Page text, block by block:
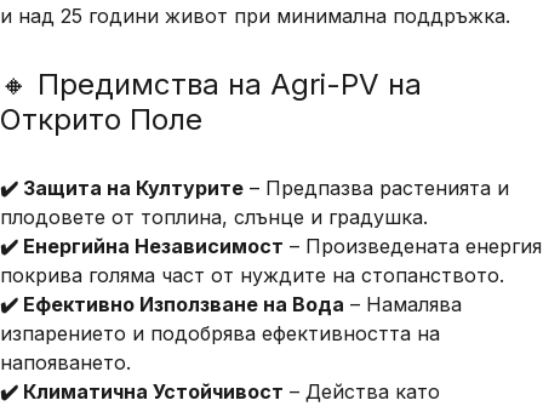
и над 25 години живот при минимална поддръжка.
🔸 Предимства на Agri-PV на
Открито Поле
✔️ Защита на Културите – Предпазва растенията и
плодовете от топлина, слънце и градушка.
✔️ Енергийна Независимост – Произведената енергия
покрива голяма част от нуждите на стопанството.
✔️ Ефективно Използване на Вода – Намалява
изпарението и подобрява ефективността на
напояването.
✔️ Климатична Устойчивост – Действа като